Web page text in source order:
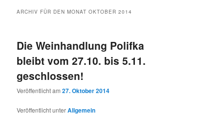
ARCHIV FÜR DEN MONATOKTOBER 2014
Die Weinhandlung Polifka
bleibt vom 27.10. bis 5.11.
geschlossen!
Veröffentlicht am27. Oktober 2014
Veröffentlicht unterAllgemein